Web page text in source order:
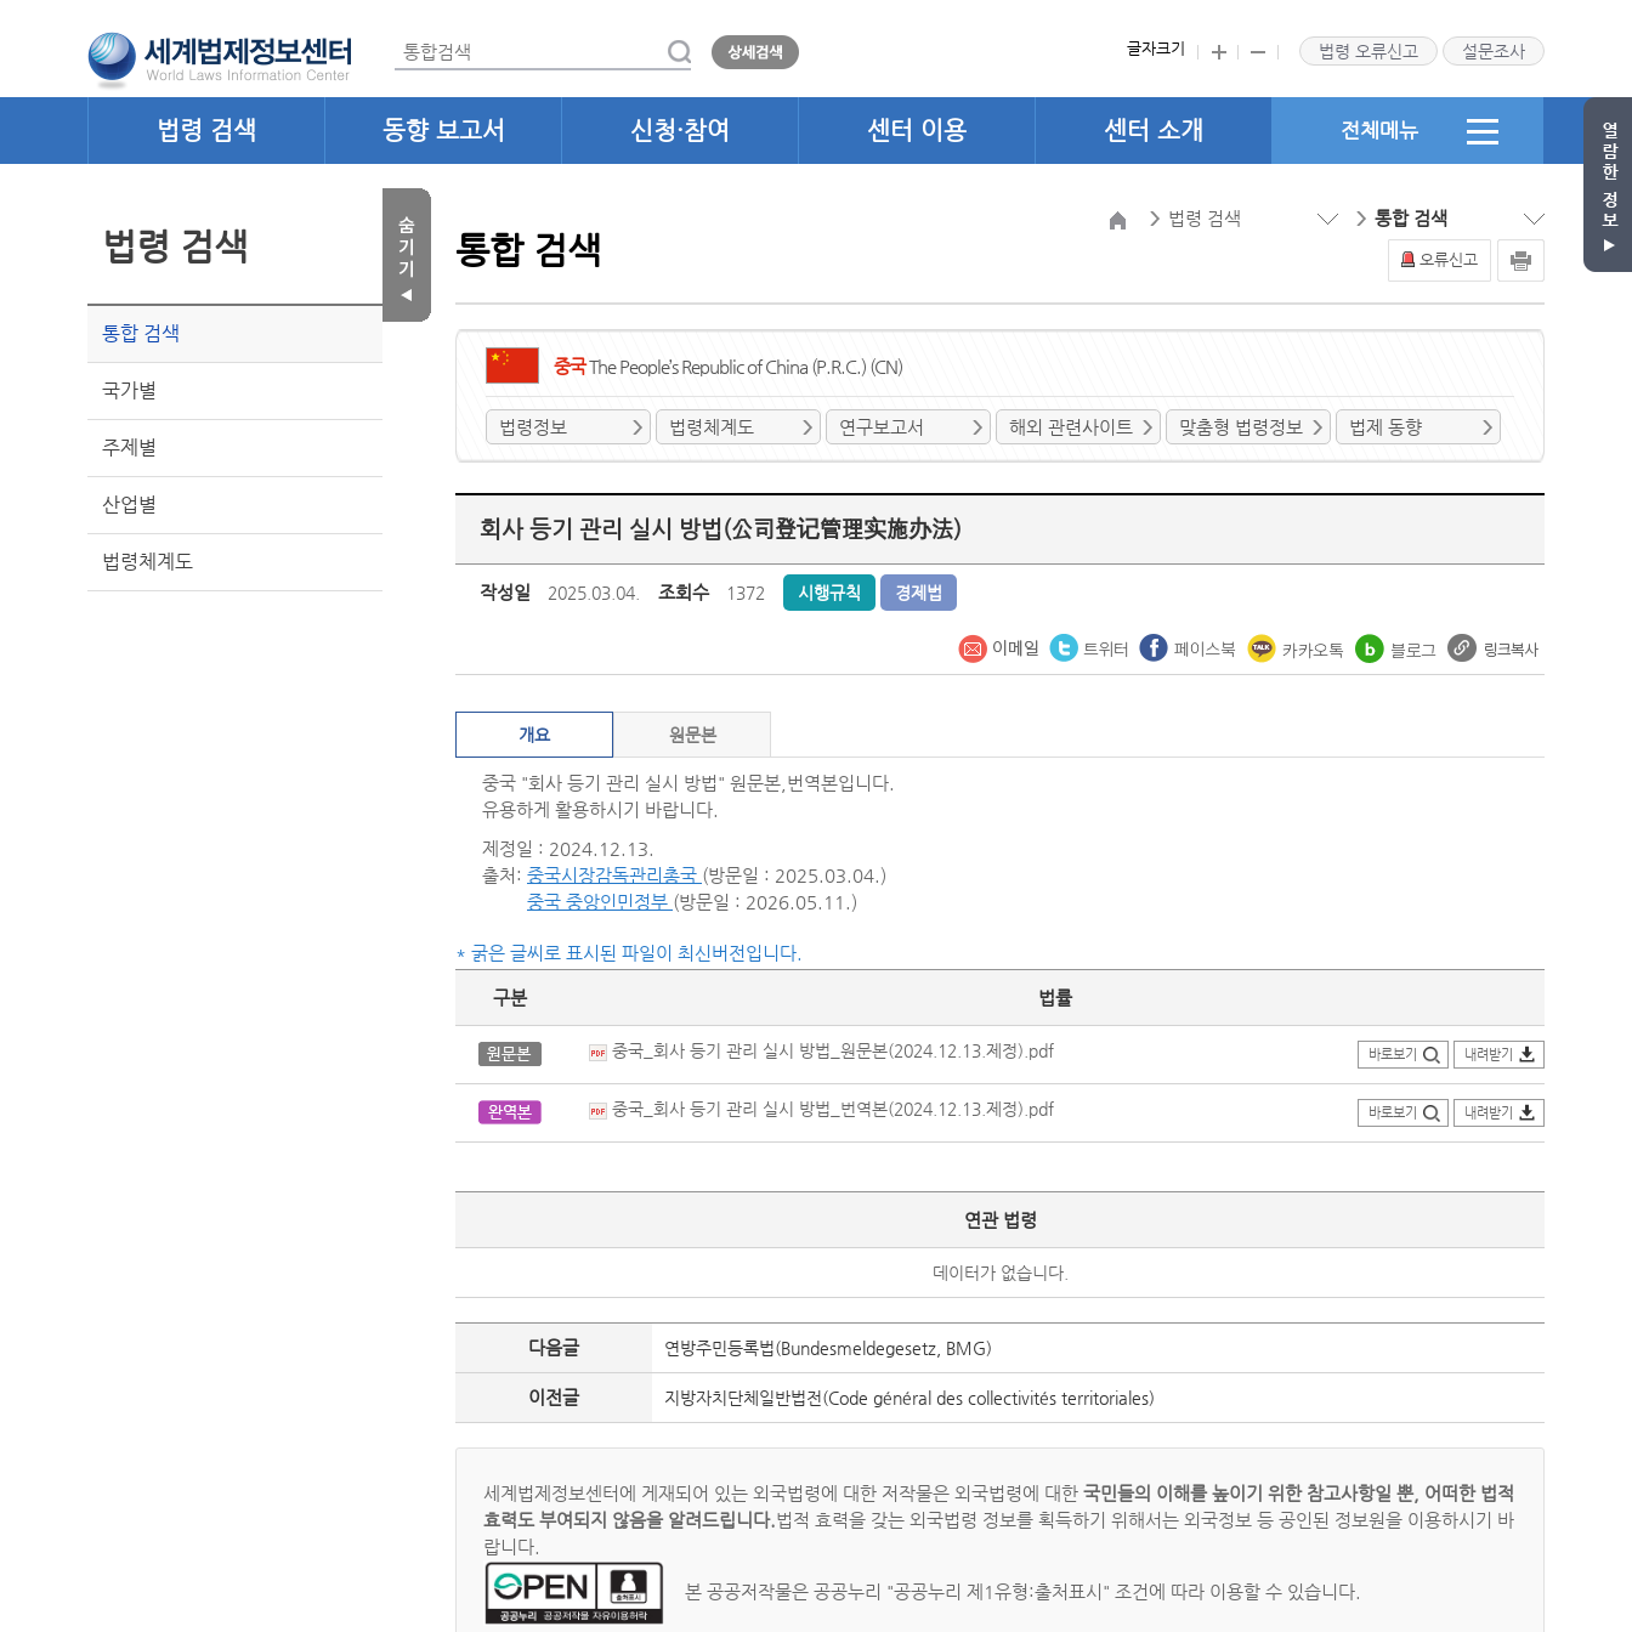
글자크기 법령 오류신고 설문조사
법령 검색 동향 보고서 신청·참여 센터 이용 센터 소개 전체메뉴
법령 검색
통합 검색
국가별
주제별
산업별
법령체계도
법령 검색 통합 검색
오류신고
통합 검색
중국The People’s Republic of China (P.R.C.) (CN)
법령정보 법령체계도 연구보고서 해외 관련사이트 맞춤형 법령정보 법제 동향
회사 등기 관리 실시 방법(公司登记管理实施办法)
작성일 2025.03.04. 조회수 1372 시행규칙 경제법
개요 원문본
중국 "회사 등기 관리 실시 방법" 원문본,번역본입니다.
유용하게 활용하시기 바랍니다.
제정일 : 2024.12.13.
출처: 중국시장감독관리총국 (방문일 : 2025.03.04.)
중국 중앙인민정부 (방문일 : 2026.05.11.)
* 굵은 글씨로 표시된 파일이 최신버전입니다.
구분 법률
중국_회사 등기 관리 실시 방법_원문본(2024.12.13.제정).pdf 바로보기 내려받기
중국_회사 등기 관리 실시 방법_번역본(2024.12.13.제정).pdf 바로보기 내려받기
연관 법령
데이터가 없습니다.
다음글 연방주민등록법(Bundesmeldegesetz, BMG)
이전글 지방자치단체일반법전(Code général des collectivités territoriales)
세계법제정보센터에 게재되어 있는 외국법령에 대한 저작물은 외국법령에 대한 국민들의 이해를 높이기 위한 참고사항일 뿐, 어떠한 법적
효력도 부여되지 않음을 알려드립니다.법적 효력을 갖는 외국법령 정보를 획득하기 위해서는 외국정보 등 공인된 정보원을 이용하시기 바
랍니다.
본 공공저작물은 공공누리 "공공누리 제1유형:출처표시" 조건에 따라 이용할 수 있습니다.